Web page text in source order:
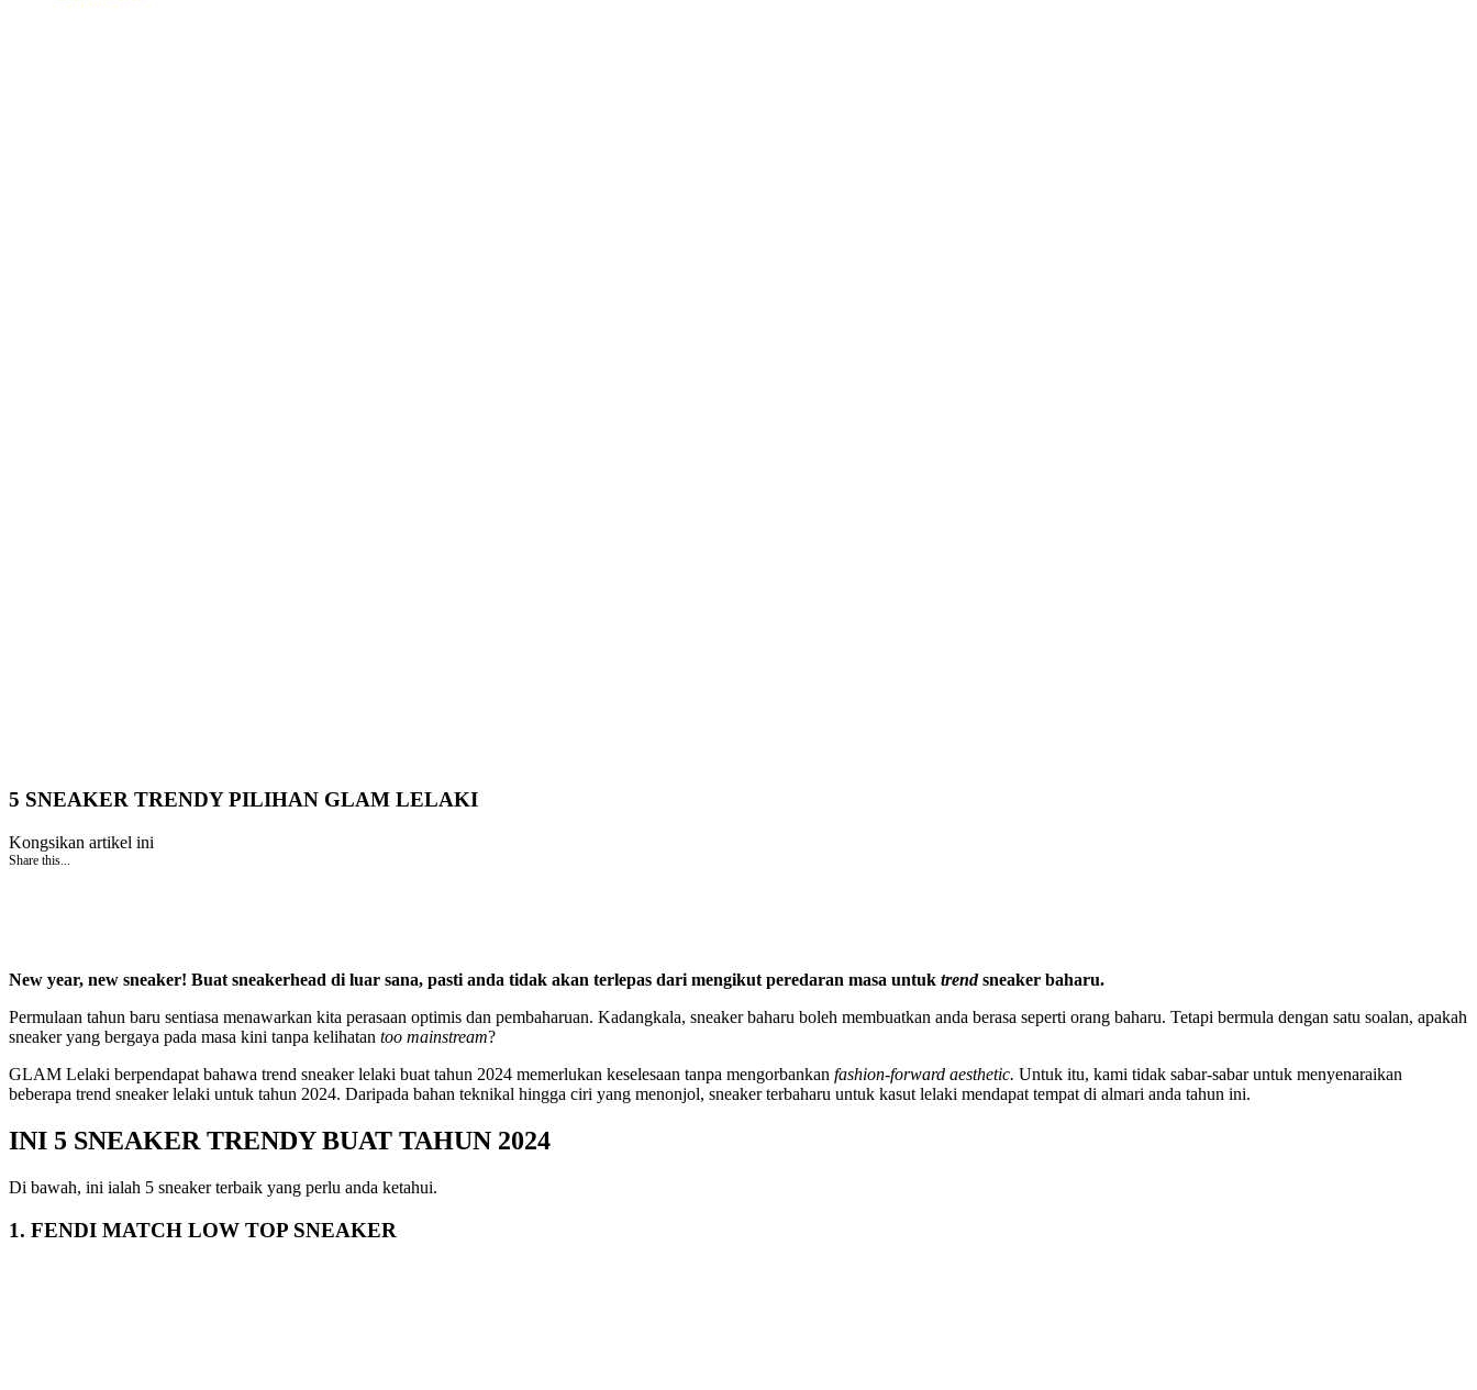
5 SNEAKER TRENDY PILIHAN GLAM LELAKI
Kongsikan artikel ini
Share this...
New year, new sneaker! Buat sneakerhead di luar sana, pasti anda tidak akan terlepas dari mengikut peredaran masa untuk trendsneaker baharu.
Permulaan tahun baru sentiasa menawarkan kita perasaan optimis dan pembaharuan. Kadangkala, sneaker baharu boleh membuatkan anda berasa seperti orang baharu. Tetapi bermula dengan satu soalan, apakah
sneaker yang bergaya pada masa kini tanpa kelihatan too mainstream?
GLAM Lelaki berpendapat bahawa trend sneaker lelaki buat tahun 2024 memerlukan keselesaan tanpa mengorbankan fashion-forward aesthetic. Untuk itu, kami tidak sabar-sabar untuk menyenaraikan
beberapa trend sneaker lelaki untuk tahun 2024. Daripada bahan teknikal hingga ciri yang menonjol, sneaker terbaharu untuk kasut lelaki mendapat tempat di almari anda tahun ini.
INI 5 SNEAKER TRENDY BUAT TAHUN 2024
Di bawah, ini ialah 5 sneaker terbaik yang perlu anda ketahui.
1. FENDI MATCH LOW TOP SNEAKER